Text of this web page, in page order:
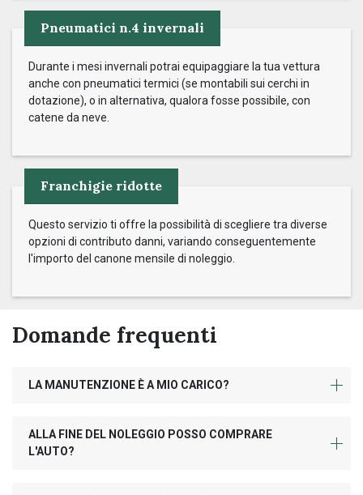
Pneumatici n.4 invernali
Durante i mesi invernali potrai equipaggiare la tua vettura
anche con pneumatici termici (se montabili sui cerchi in
dotazione), o in alternativa, qualora fosse possibile, con
catene da neve.
Franchigie ridotte
Questo servizio ti offre la possibilità di scegliere tra diverse
opzioni di contributo danni, variando conseguentemente
l'importo del canone mensile di noleggio.
Domande frequenti
LA MANUTENZIONE È A MIO CARICO?
ALLA FINE DEL NOLEGGIO POSSO COMPRARE
L'AUTO?